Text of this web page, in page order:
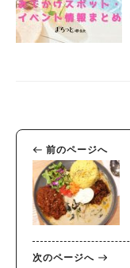
前のページへ
次のページへ